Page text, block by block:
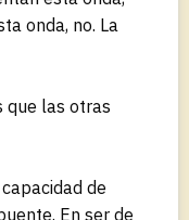
onda, no. La
que las otras
de
En ser de